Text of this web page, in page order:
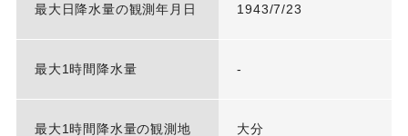
最大日降水量の観測年月日 1943/7/23
最大1時間降水量 -
最大1時間降水量の観測地 大分